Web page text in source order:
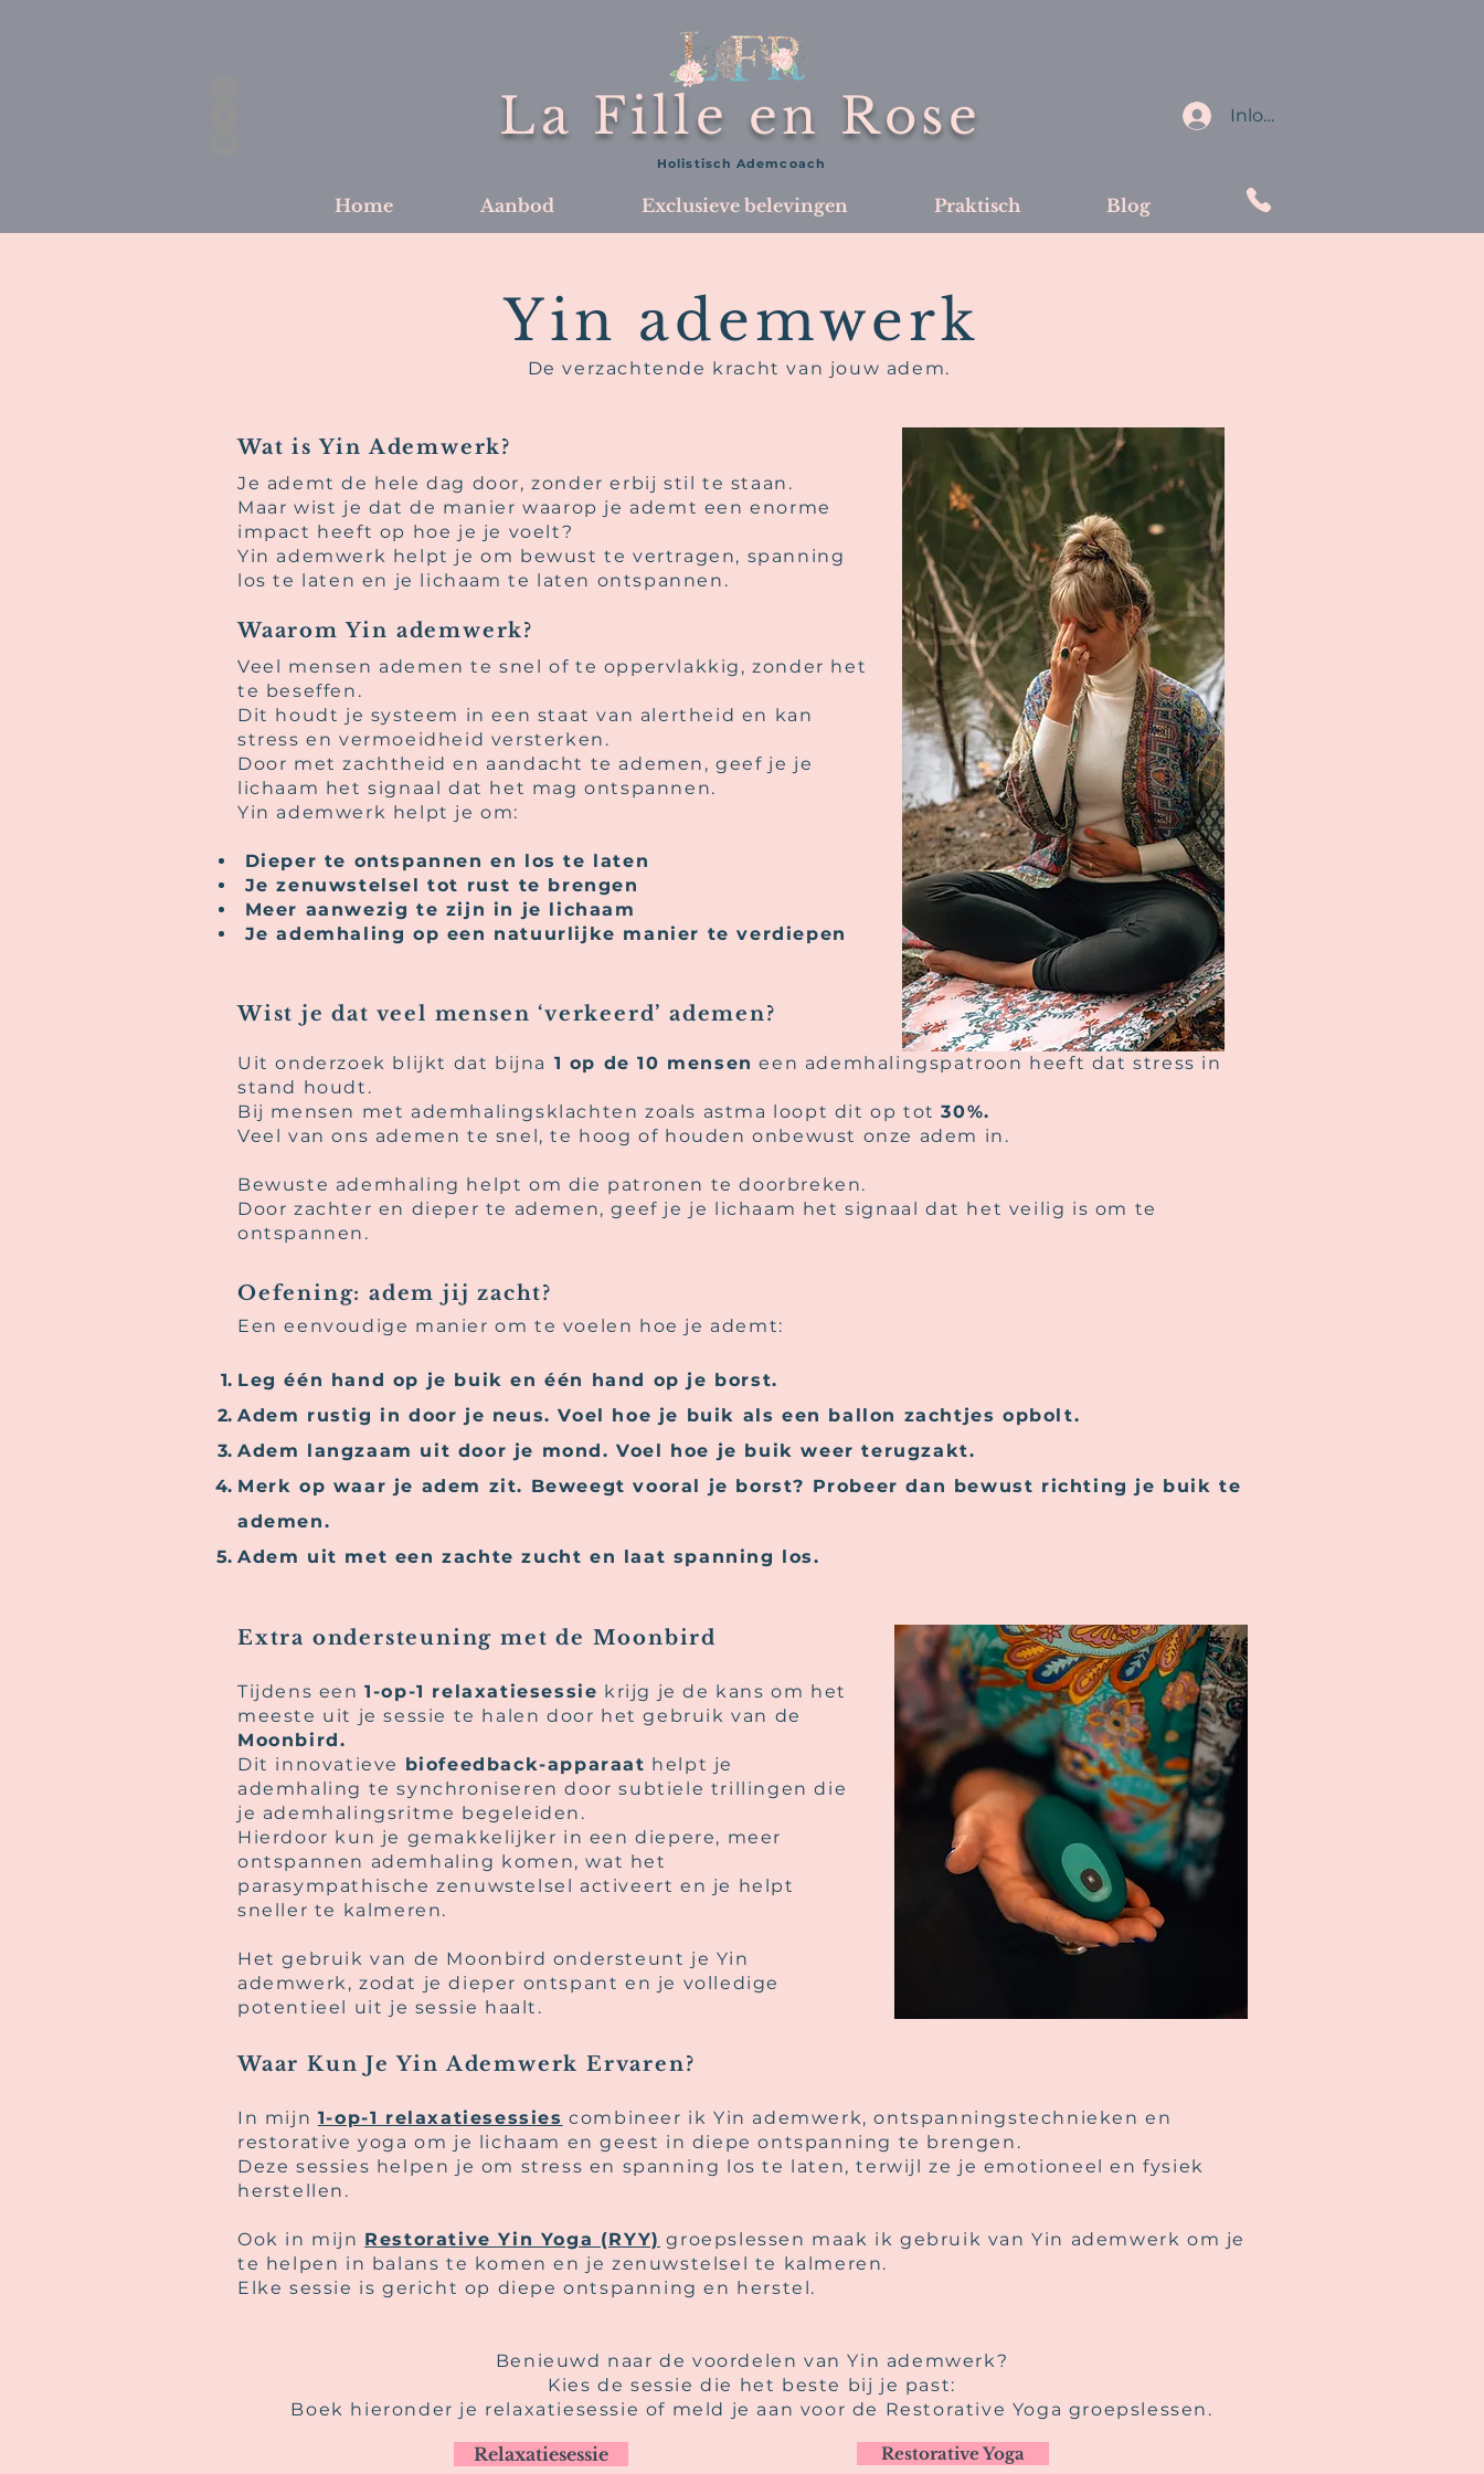
La Fille en Rose Inloggen
Holistisch Ademcoach
Home Aanbod Exclusieve belevingen Praktisch Blog
Yin ademwerk
De verzachtende kracht van jouw adem.
Wat is Yin Ademwerk?
Je ademt de hele dag door, zonder erbij stil te staan.
Maar wist je dat de manier waarop je ademt een enorme
impact heeft op hoe je je voelt?
Yin ademwerk helpt je om bewust te vertragen, spanning
los te laten en je lichaam te laten ontspannen.
Waarom Yin ademwerk?
Veel mensen ademen te snel of te oppervlakkig, zonder het
te beseffen.
Dit houdt je systeem in een staat van alertheid en kan
stress en vermoeidheid versterken.
Door met zachtheid en aandacht te ademen, geef je je
lichaam het signaal dat het mag ontspannen.
Yin ademwerk helpt je om:
Dieper te ontspannen en los te laten
Je zenuwstelsel tot rust te brengen
Meer aanwezig te zijn in je lichaam
Je ademhaling op een natuurlijke manier te verdiepen
Wist je dat veel mensen ‘verkeerd’ ademen?
Uit onderzoek blijkt dat bijna 1 op de 10 mensen een ademhalingspatroon heeft dat stress in
stand houdt.
Bij mensen met ademhalingsklachten zoals astma loopt dit op tot30%.
Veel van ons ademen te snel, te hoog of houden onbewust onze adem in.
Bewuste ademhaling helpt om die patronen te doorbreken.
Door zachter en dieper te ademen, geef je je lichaam het signaal dat het veilig is om te
ontspannen.
Oefening: adem jij zacht?
Een eenvoudige manier om te voelen hoe je ademt:
Leg één hand op je buik en één hand op je borst.
Adem rustig in door je neus. Voel hoe je buik als een ballon zachtjes opbolt.
Adem langzaam uit door je mond. Voel hoe je buik weer terugzakt.
Merk op waar je adem zit. Beweegt vooral je borst? Probeer dan bewust richting je buik te
ademen.
Adem uit met een zachte zucht en laat spanning los.
Extra ondersteuning met de Moonbird
Tijdens een1-op-1 relaxatiesessie krijg je de kans om het
meeste uit je sessie te halen door het gebruik van de
Moonbird.
Dit innovatieve biofeedback-apparaat helpt je
ademhaling te synchroniseren door subtiele trillingen die
je ademhalingsritme begeleiden.
Hierdoor kun je gemakkelijker in een diepere, meer
ontspannen ademhaling komen, wat het
parasympathische zenuwstelsel activeert en je helpt
sneller te kalmeren.
Het gebruik van de Moonbird ondersteunt je Yin
ademwerk, zodat je dieper ontspant en je volledige
potentieel uit je sessie haalt.
Waar Kun Je Yin Ademwerk Ervaren?
In mijn 1-op-1 relaxatiesessies combineer ik Yin ademwerk, ontspanningstechnieken en
restorative yoga om je lichaam en geest in diepe ontspanning te brengen.
Deze sessies helpen je om stress en spanning los te laten, terwijl ze je emotioneel en fysiek
herstellen.
Ook in mijn Restorative Yin Yoga (RYY) groepslessen maak ik gebruik van Yin ademwerk om je
te helpen in balans te komen en je zenuwstelsel te kalmeren.
Elke sessie is gericht op diepe ontspanning en herstel.
Benieuwd naar de voordelen van Yin ademwerk?
Kies de sessie die het beste bij je past:
Boek hieronder je relaxatiesessie of meld je aan voor de Restorative Yoga groepslessen.
Relaxatiesessie Restorative Yoga